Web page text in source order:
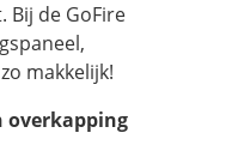
Bij de GoFire
makkelijk!
overkapping